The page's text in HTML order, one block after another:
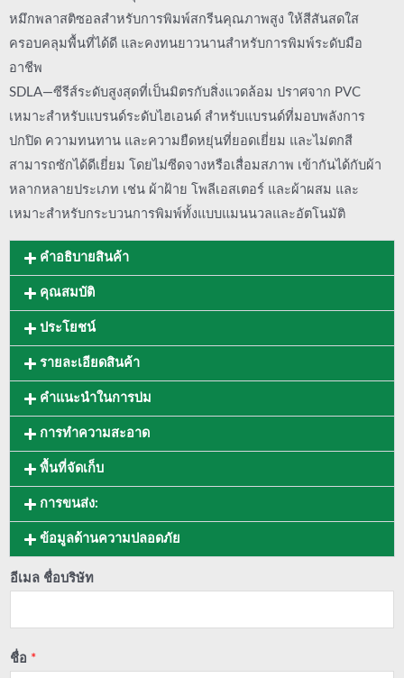
หมึกพลาสติซอลสำหรับการพิมพ์สกรีนคุณภาพสูง ให้สีสันสดใส
ครอบคลุมพื้นที่ได้ดี และคงทนยาวนานสำหรับการพิมพ์ระดับมือ
อาชีพ
SDLA—ซีรีส์ระดับสูงสุดที่เป็นมิตรกับสิ่งแวดล้อม ปราศจาก PVC
เหมาะสำหรับแบรนด์ระดับไฮเอนด์ สำหรับแบรนด์ที่มอบพลังการ
ปกปิด ความทนทาน และความยืดหยุ่นที่ยอดเยี่ยม และไม่ตกสี
สามารถซักได้ดีเยี่ยม โดยไม่ซีดจางหรือเสื่อมสภาพ เข้ากันได้กับผ้า
หลากหลายประเภท เช่น ผ้าฝ้าย โพลีเอสเตอร์ และผ้าผสม และ
เหมาะสำหรับกระบวนการพิมพ์ทั้งแบบแมนนวลและอัตโนมัติ
คำอธิบายสินค้า
คุณสมบัติ
ประโยชน์
รายละเอียดสินค้า
คำแนะนำในการบ่ม
การทำความสะอาด
พื้นที่จัดเก็บ
การขนส่ง:
ข้อมูลด้านความปลอดภัย
อีเมล ชื่อบริษัท
ชื่อ *